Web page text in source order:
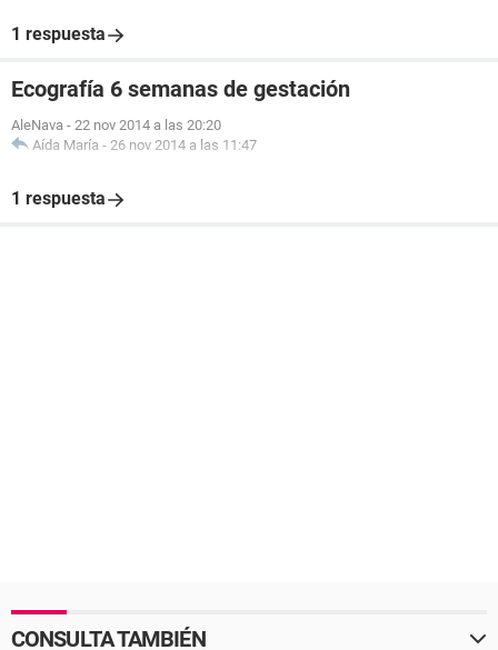
1 respuesta
Ecografía 6 semanas de gestación
AleNava - 22 nov 2014 a las 20:20
Aída María - 26 nov 2014 a las 11:47
1 respuesta
CONSULTA TAMBIÉN